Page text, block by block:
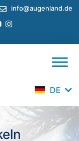
info@augenland.de
DE
EN
ES
IT